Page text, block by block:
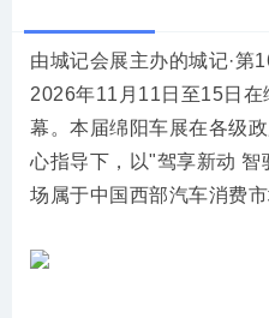
由城记会展主办的城记·第
2026年11月11日至15日
幕。本届绵阳车展在各级
心指导下，以"驾享新动
场属于中国西部汽车消费市